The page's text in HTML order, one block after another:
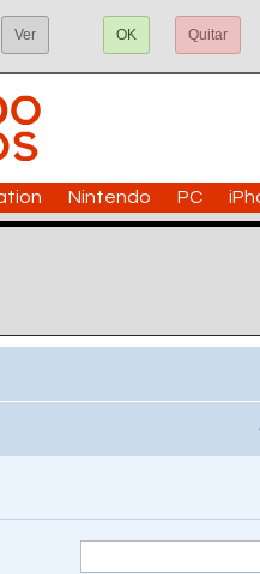
Ver OK Quitar
Nintendo PC